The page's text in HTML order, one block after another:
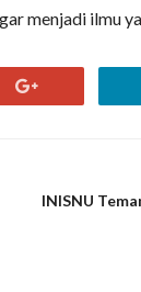
menjadi ilmu
INISNU